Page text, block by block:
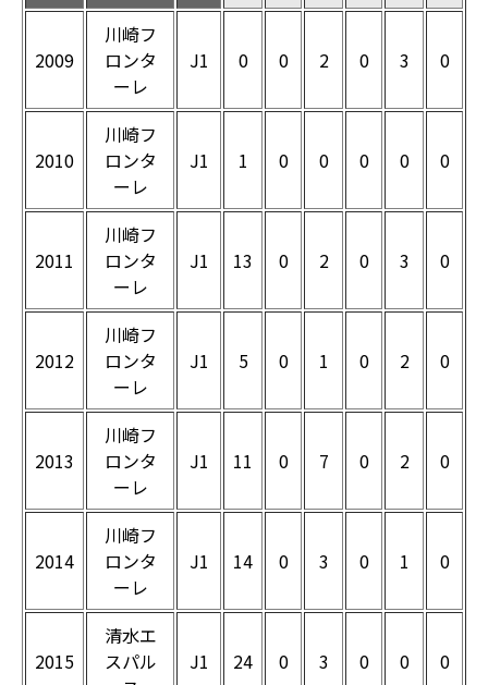
2009
川崎フ
ロンタ
ーレ
J1 0 0 2 0 3 0
2010
川崎フ
ロンタ
ーレ
J1 1 0 0 0 0 0
2011
川崎フ
ロンタ
ーレ
J1 13 0 2 0 3 0
2012
川崎フ
ロンタ
ーレ
J1 5 0 1 0 2 0
2013
川崎フ
ロンタ
ーレ
J1 11 0 7 0 2 0
2014
川崎フ
ロンタ
ーレ
J1 14 0 3 0 1 0
2015
清水エ
スパル
J1 24 0 3 0 0 0